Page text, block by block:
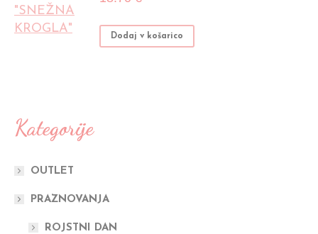
Dodaj v košarico
Kategorije
OUTLET
PRAZNOVANJA
ROJSTNI DAN